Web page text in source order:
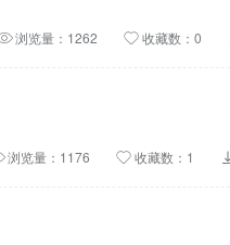
浏览量：1262 收藏数：0
浏览量：1176 收藏数：1